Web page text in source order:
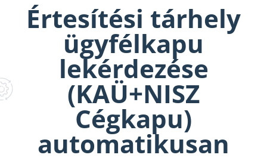
Értesítési tárhely
ügyfélkapu
lekérdezése
(KAÜ+NISZ
Cégkapu)
automatikusan